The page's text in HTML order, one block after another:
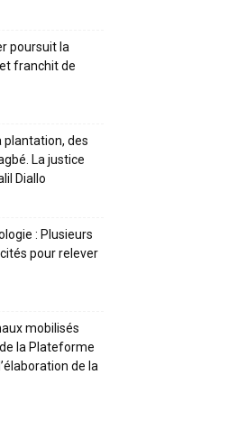
poursuit la
franchit de
plantation, des
La justice
Diallo
: Plusieurs
pour relever
mobilisés
la Plateforme
de la